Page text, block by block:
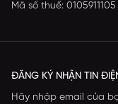
Mã số thuế: 0105911105
ĐĂNG KÝ NHẬN TIN
Hãy nhập email của